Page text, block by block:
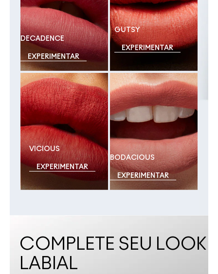
DECADENCE
EXPERIMENTAR
GUTSY
EXPERIMENTAR
VICIOUS
EXPERIMENTAR
BODACIOUS
EXPERIMENTAR
COMPLETE SEU LOOK
LABIAL